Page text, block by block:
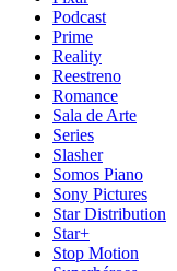
Podcast
Prime
Reality
Reestreno
Romance
Sala de Arte
Series
Slasher
Somos Piano
Sony Pictures
Star Distribution
Star+
Stop Motion